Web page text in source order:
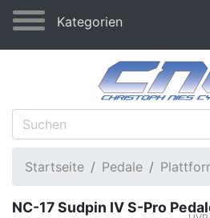
Kategorien
Startseite Pedale
NC-17 Sudpin IV S-Pro